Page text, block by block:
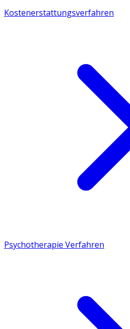
Kostenerstattungsverfahren
Psychotherapie Verfahren